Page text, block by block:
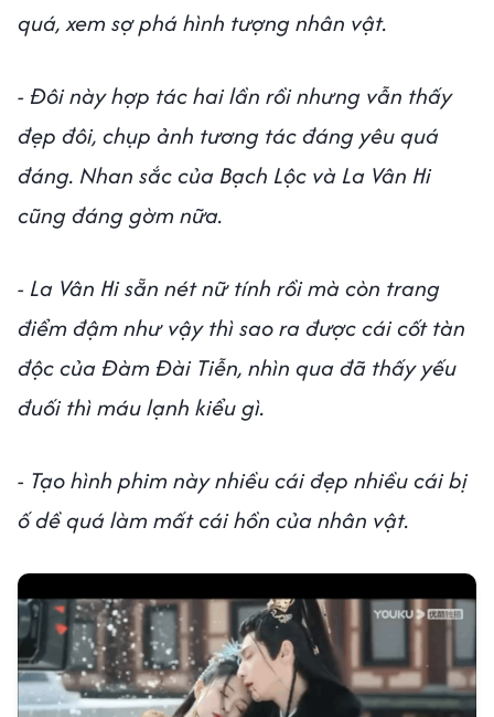
quá, xem sợ phá hình tượng nhân vật.
- Đôi này hợp tác hai lần rồi nhưng vẫn thấy
đẹp đôi, chụp ảnh tương tác đáng yêu quá
đáng. Nhan sắc của Bạch Lộc và La Vân Hi
cũng đáng gờm nữa.
- La Vân Hi sẵn nét nữ tính rồi mà còn trang
điểm đậm như vậy thì sao ra được cái cốt tàn
độc của Đàm Đài Tiễn, nhìn qua đã thấy yếu
đuối thì máu lạnh kiểu gì.
- Tạo hình phim này nhiều cái đẹp nhiều cái bị
ố dề quá làm mất cái hồn của nhân vật.